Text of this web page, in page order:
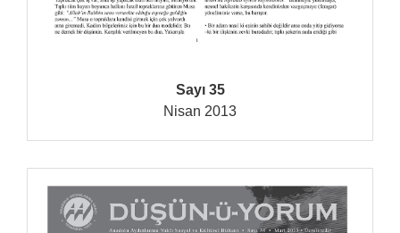
Sayı 35
Nisan 2013